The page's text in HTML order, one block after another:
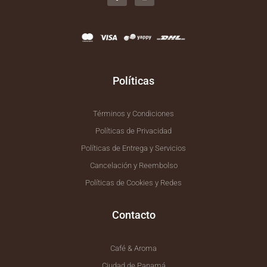
e
o
k
t
a
Políticas
Términos y Condiciones
Políticas de Privacidad
Políticas de Entrega y Servicios
Cancelación y Reembolso
Políticas de Cookies y Redes
Contacto
Café & Aroma